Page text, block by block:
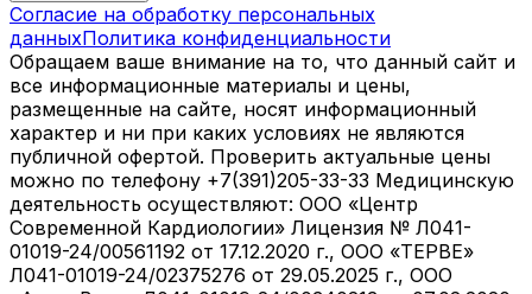
Согласие на обработку персональных
данныхПолитика конфиденциальности
Обращаем ваше внимание на то, что данный сайт и
все информационные материалы и цены,
размещенные на сайте, носят информационный
характер и ни при каких условиях не являются
публичной офертой. Проверить актуальные цены
можно по телефону +7(391)205-33-33 Медицинскую
деятельность осуществляют: ООО «Центр
Современной Кардиологии» Лицензия № Л041-
01019-24/00561192 от 17.12.2020 г., ООО «ТЕРВЕ»
Л041-01019-24/02375276 от 29.05.2025 г., ООО